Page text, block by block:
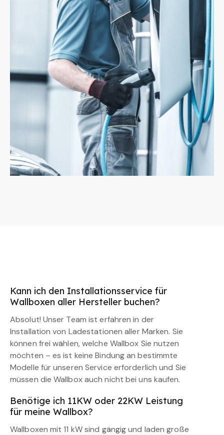
Kann ich den Installationsservice für
Wallboxen aller Hersteller buchen?
Absolut! Unser Team ist erfahren in der
Installation von Ladestationen aller Marken. Sie
können frei wählen, welche Wallbox Sie nutzen
möchten – es ist keine Bindung an bestimmte
Modelle für unseren Service erforderlich und Sie
müssen die Wallbox auch nicht bei uns kaufen.
Benötige ich 11KW oder 22KW Leistung
für meine Wallbox?
Wallboxen mit 11 kW sind gängig und laden große